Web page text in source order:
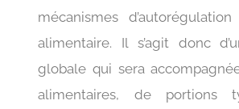
mécanismes
alimentaire. Il s’agit donc
globale qui sera
alimentaires, de portions